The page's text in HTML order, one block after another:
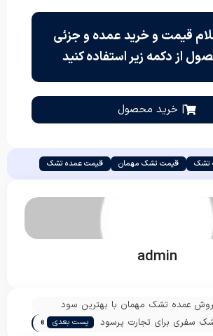
قیمت و خرید عمده و جزئی
از دکمه زیر استفاده کنید
| خرید محصول
تشک قیمت تشک مهمان قیمت عمده تشک
admin
عمده تشک مهمان با بهترین سود
سفری برای تجارت پرسود
پست بعدی »